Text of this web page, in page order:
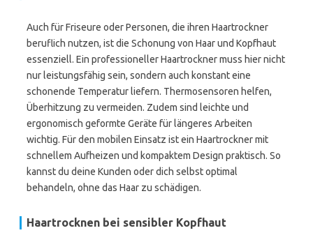
Auch für Friseure oder Personen, die ihren Haartrockner
beruflich nutzen, ist die Schonung von Haar und Kopfhaut
essenziell. Ein professioneller Haartrockner muss hier nicht
nur leistungsfähig sein, sondern auch konstant eine
schonende Temperatur liefern. Thermosensoren helfen,
Überhitzung zu vermeiden. Zudem sind leichte und
ergonomisch geformte Geräte für längeres Arbeiten
wichtig. Für den mobilen Einsatz ist ein Haartrockner mit
schnellem Aufheizen und kompaktem Design praktisch. So
kannst du deine Kunden oder dich selbst optimal
behandeln, ohne das Haar zu schädigen.
Haartrocknen bei sensibler Kopfhaut